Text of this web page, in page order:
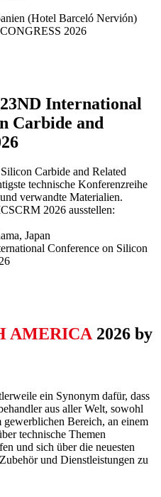
(Hotel Barceló Nervión)
International
Carbide and
Carbide and Related
technische Konferenzreihe
verwandte Materialien.
2026 ausstellen:
Japan
AMERICA2026 by
ein Synonym dafür, dass
aus aller Welt, sowohl
gewerblichen Bereich, an einem
technische Themen
und sich über die neuesten
und Dienstleistungen zu